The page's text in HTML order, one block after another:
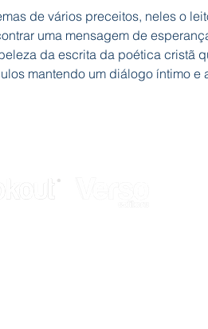
de vários preceitos, neles o
uma mensagem de
da escrita da poética cristã
mantendo um diálogo íntimo e